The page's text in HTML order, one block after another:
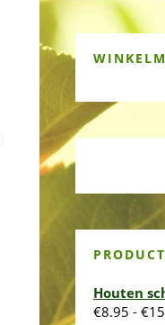
Houten
€8.95 - €